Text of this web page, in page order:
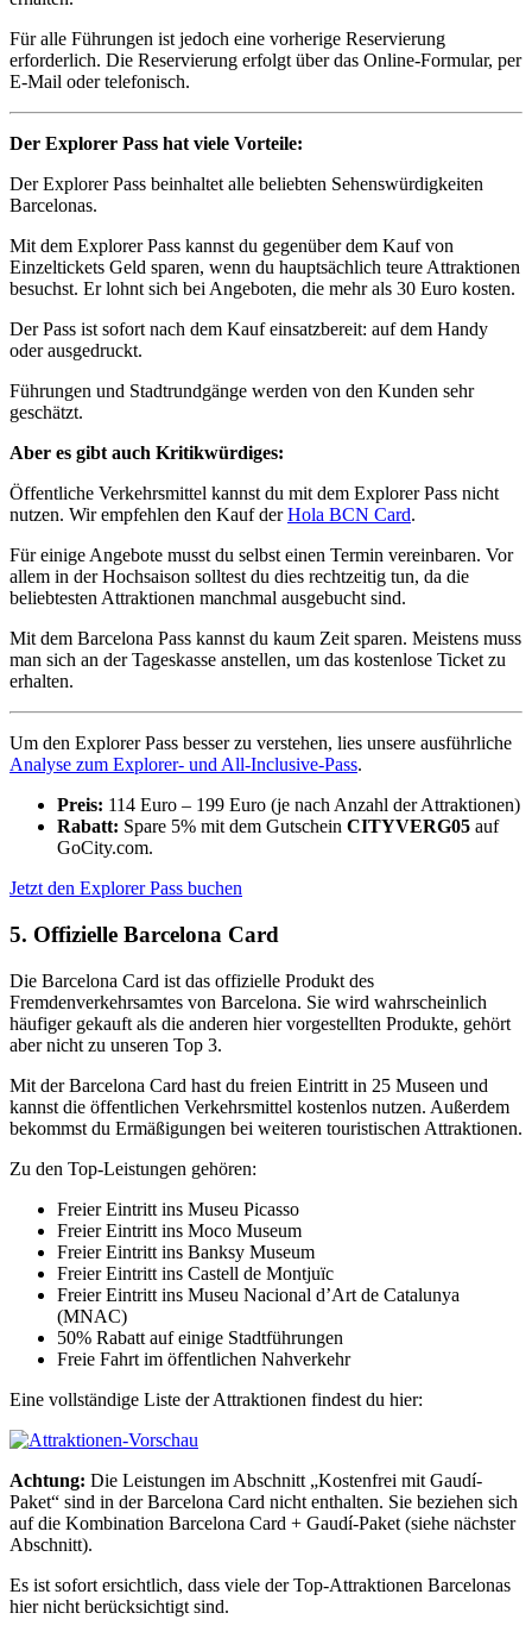
Für alle Führungen ist jedoch eine vorherige Reservierung
erforderlich. Die Reservierung erfolgt über das Online-Formular, per
E-Mail oder telefonisch.
Der Explorer Pass hat viele Vorteile:
Der Explorer Pass beinhaltet alle beliebten Sehenswürdigkeiten
Barcelonas.
Mit dem Explorer Pass kannst du gegenüber dem Kauf von
Einzeltickets Geld sparen, wenn du hauptsächlich teure Attraktionen
besuchst. Er lohnt sich bei Angeboten, die mehr als 30 Euro kosten.
Der Pass ist sofort nach dem Kauf einsatzbereit: auf dem Handy
oder ausgedruckt.
Führungen und Stadtrundgänge werden von den Kunden sehr
geschätzt.
Aber es gibt auch Kritikwürdiges:
Öffentliche Verkehrsmittel kannst du mit dem Explorer Pass nicht
nutzen. Wir empfehlen den Kauf derHola BCN Card.
Für einige Angebote musst du selbst einen Termin vereinbaren. Vor
allem in der Hochsaison solltest du dies rechtzeitig tun, da die
beliebtesten Attraktionen manchmal ausgebucht sind.
Mit dem Barcelona Pass kannst du kaum Zeit sparen. Meistens muss
man sich an der Tageskasse anstellen, um das kostenlose Ticket zu
erhalten.
Um den Explorer Pass besser zu verstehen, lies unsere ausführliche
Analyse zum Explorer- und All-Inclusive-Pass.
Preis: 114 Euro – 199 Euro (je nach Anzahl der Attraktionen)
Rabatt: Spare 5% mit dem Gutschein CITYVERG05 auf
GoCity.com.
Jetzt den Explorer Pass buchen
5. Offizielle Barcelona Card
Die Barcelona Card ist das offizielle Produkt des
Fremdenverkehrsamtes von Barcelona. Sie wird wahrscheinlich
häufiger gekauft als die anderen hier vorgestellten Produkte, gehört
aber nicht zu unseren Top 3.
Mit der Barcelona Card hast du freien Eintritt in 25 Museen und
kannst die öffentlichen Verkehrsmittel kostenlos nutzen. Außerdem
bekommst du Ermäßigungen bei weiteren touristischen Attraktionen.
Zu den Top-Leistungen gehören:
Freier Eintritt ins Museu Picasso
Freier Eintritt ins Moco Museum
Freier Eintritt ins Banksy Museum
Freier Eintritt ins Castell de Montjuïc
Freier Eintritt ins Museu Nacional d’Art de Catalunya
(MNAC)
50% Rabatt auf einige Stadtführungen
Freie Fahrt im öffentlichen Nahverkehr
Eine vollständige Liste der Attraktionen findest du hier:
Achtung: Die Leistungen im Abschnitt „Kostenfrei mit Gaudí-
Paket“ sind in der Barcelona Card nicht enthalten. Sie beziehen sich
auf die Kombination Barcelona Card + Gaudí-Paket (siehe nächster
Abschnitt).
Es ist sofort ersichtlich, dass viele der Top-Attraktionen Barcelonas
hier nicht berücksichtigt sind.